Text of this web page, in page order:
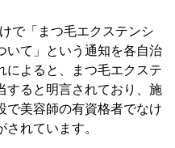
で「まつ毛エクステンシ
いて」という通知を各自治
によると、まつ毛エクステ
すると明言されており、施
で美容師の有資格者でなけ
れています。